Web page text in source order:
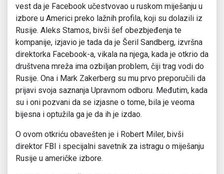
vest da je Facebook učestvovao u ruskom miješanju u
izbore u Americi preko lažnih profila, koji su dolazili iz
Rusije. Aleks Stamos, bivši šef obezbjeđenja te
kompanije, izjavio je tada da je Šeril Sandberg, izvršna
direktorka Facebook-a, vikala na njega, kada je otkrio da
društvena mreža ima ozbiljan problem, čiji trag vodi do
Rusije. Ona i Mark Zakerberg su mu prvo preporučili da
prijavi svoja saznanja Upravnom odboru. Međutim, kada
su i oni pozvani da se izjasne o tome, bila je veoma
bijesna i optužila ga je da ih je izdao.
O ovom otkriću obavešten je i Robert Miler, bivši
direktor FBI i specijalni savetnik za istragu o miješanju
Rusije u američke izbore.